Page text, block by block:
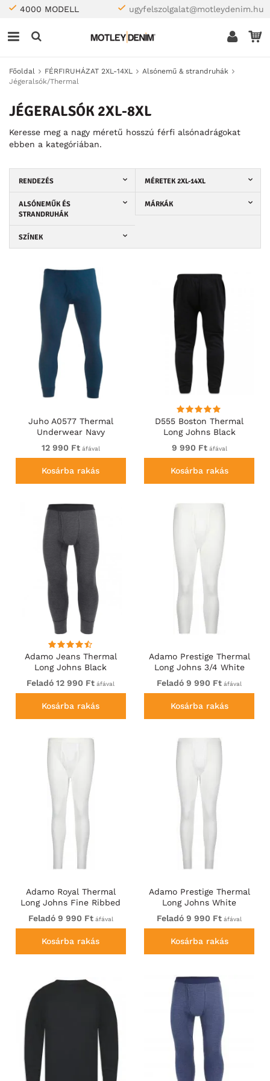
4000 MODELL ugyfelszolgalat@motleydenim.hu
Főoldal FÉRFIRUHÁZAT 2XL-14XL
Alsónemű & strandruhák
Jégeralsók/Thermal
JÉGERALSÓK 2XL-8XL
Keresse meg a nagy méretű hosszú férfi alsónadrágokat
ebben a kategóriában.
RENDEZÉS MÉRETEK 2XL-14XL
ALSÓNEMŰK ÉS
STRANDRUHÁK
MÁRKÁK
SZÍNEK
Juho A0577 Thermal
Underwear Navy
12 990 Ftáfával
Kosárba rakás
D555 Boston Thermal
Long Johns Black
9 990 Ftáfával
Kosárba rakás
Adamo Jeans Thermal
Long Johns Black
Feladó 12 990 Ft áfával
Kosárba rakás
Adamo Prestige Thermal
Long Johns 3/4 White
Feladó 9 990 Ft áfával
Kosárba rakás
Adamo Royal Thermal
Long Johns Fine Ribbed
White
Feladó 9 990 Ftáfával
Kosárba rakás
Adamo Prestige Thermal
Long Johns White
Feladó 9 990 Ft áfával
Kosárba rakás